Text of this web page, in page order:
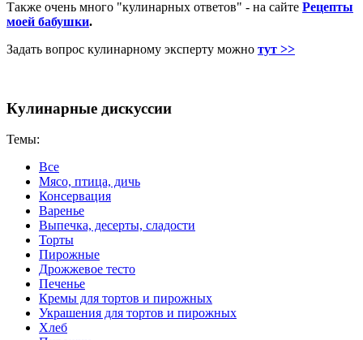
Также очень много "кулинарных ответов" - на сайте Рецепты
моей бабушки.
Задать вопрос кулинарному эксперту можно тут >>
Кулинарные дискуссии
Темы:
Все
Мясо, птица, дичь
Консервация
Варенье
Выпечка, десерты, сладости
Торты
Пирожные
Дрожжевое тесто
Печенье
Кремы для тортов и пирожных
Украшения для тортов и пирожных
Хлеб